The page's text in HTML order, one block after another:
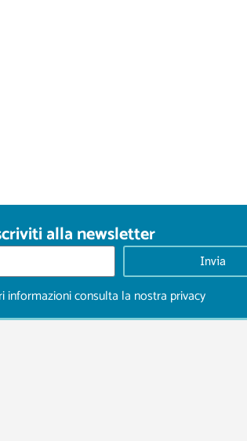
alla newsletter
Invia
informazioni consulta la nostra privacy